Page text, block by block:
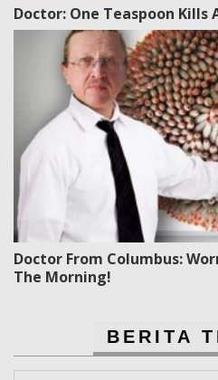
Doctor: One Teaspoon Kills
Doctor From Columbus:
The Morning!
BERITA